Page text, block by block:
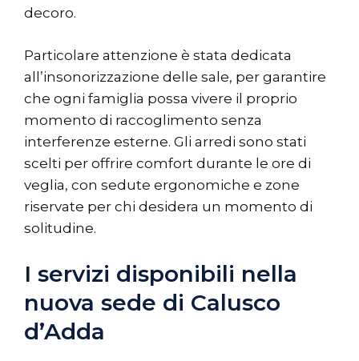
decoro.
Particolare attenzione è stata dedicata
all’insonorizzazione delle sale, per garantire
che ogni famiglia possa vivere il proprio
momento di raccoglimento senza
interferenze esterne. Gli arredi sono stati
scelti per offrire comfort durante le ore di
veglia, con sedute ergonomiche e zone
riservate per chi desidera un momento di
solitudine. ​
I servizi disponibili nella
nuova sede di Calusco
d’Adda